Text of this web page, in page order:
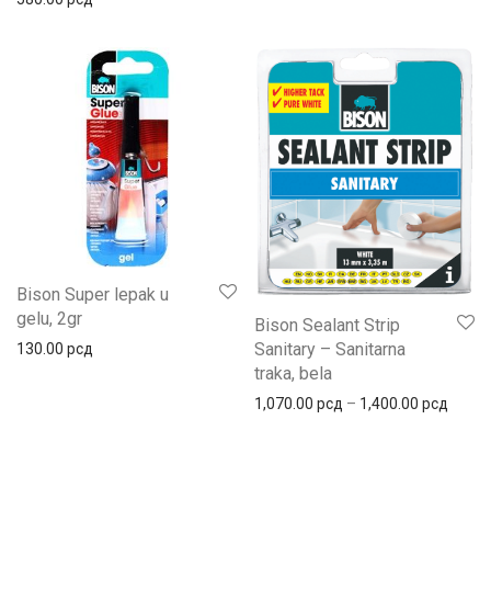
Bison Super lepak u
gelu, 2gr
130.00 рсд
Bison Sealant Strip
Sanitary – Sanitarna
traka, bela
1,070.00 рсд – 1,400.00 рсд